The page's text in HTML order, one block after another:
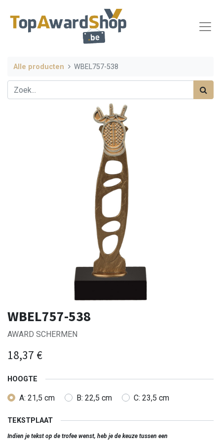
Alle producten WBEL757-538
WBEL757-538
AWARD SCHERMEN
18,37 €
HOOGTE
A: 21,5 cm B: 22,5 cm C: 23,5 cm
TEKSTPLAAT
Indien je tekst op de trofee wenst, heb je de keuze tussen een